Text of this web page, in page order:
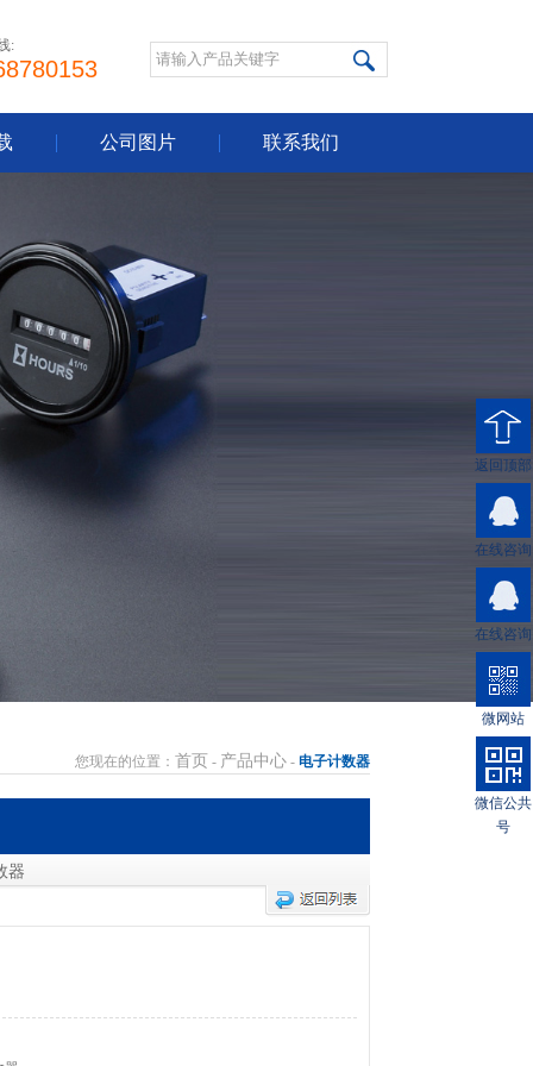
:
公司图片 联系我们
您现在的位置： 首页 - 产品中心 - 电子计数器
器
返回顶部
在线咨询
在线咨询
微网站
微信公共
号